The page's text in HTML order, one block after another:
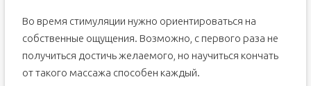
Во время стимуляции нужно ориентироваться на
собственные ощущения. Возможно, с первого раза не
получиться достичь желаемого, но научиться кончать
от такого массажа способен каждый.